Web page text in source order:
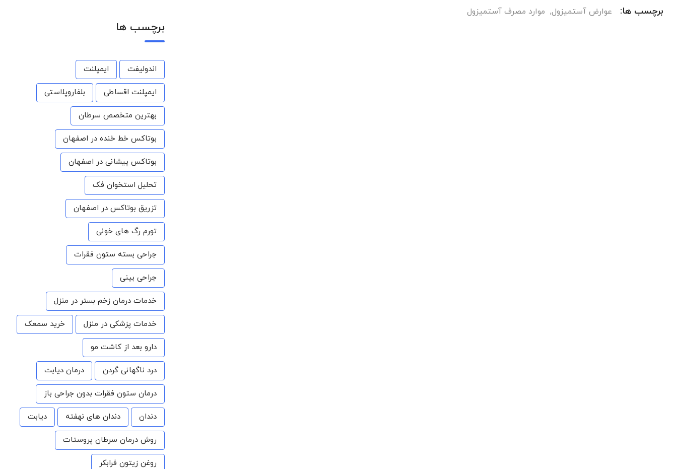
برچسب ها: عوارض آستمیزول, موارد مصرف آستمیزول
برچسب ها
اندولیفت ایمپلنت
ایمپلنت اقساطی بلفاروپلاستی
بهترین متخصص سرطان
بوتاکس خط خنده در اصفهان
بوتاکس پیشانی در اصفهان
تحلیل استخوان فک
تزریق بوتاکس در اصفهان
تورم رگ های خونی
جراحی بسته ستون فقرات
جراحی بینی
خدمات درمان زخم بستر در منزل
خدمات پزشکی در منزل خرید سمعک
دارو بعد از کاشت مو
درد ناگهانی گردن درمان دیابت
درمان ستون فقرات بدون جراحی باز
دندان دندان های نهفته دیابت
روش درمان سرطان پروستات
روغن زیتون فرابکر